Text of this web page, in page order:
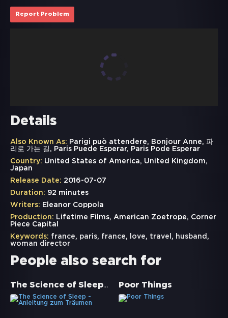
Report Problem
Details
Also Known As: Parigi può attendere, Bonjour Anne, 파
리로 가는 길, Paris Puede Esperar, Paris Pode Esperar
Country: United States of America, United Kingdom,
Japan
Release Date: 2016-07-07
Duration: 92 minutes
Writers: Eleanor Coppola
Production: Lifetime Films, American Zoetrope, Corner
Piece Capital
Keywords: france, paris, france, love, travel , husband ,
woman director
People also search for
The Science of Sleep - Anleitung zum Träumen Poor Things